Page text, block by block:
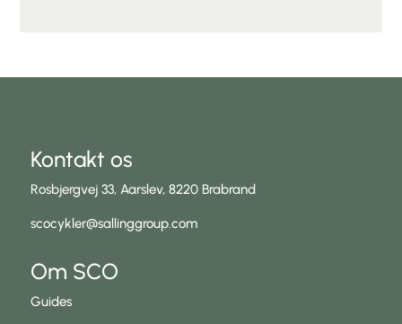
Kontakt os
Rosbjergvej 33, Aarslev, 8220 Brabrand
scocykler@sallinggroup.com
Om SCO
Guides